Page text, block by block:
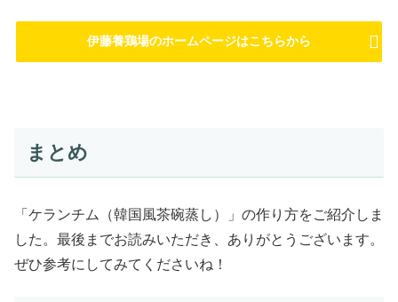
伊藤養鶏場のホームページはこちらから
まとめ
「ケランチム（韓国風茶碗蒸し）」の作り方をご紹介しま
した。最後までお読みいただき、ありがとうございます。
ぜひ参考にしてみてくださいね！